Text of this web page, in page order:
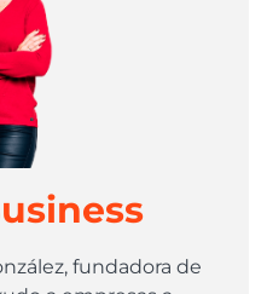
fundadora de